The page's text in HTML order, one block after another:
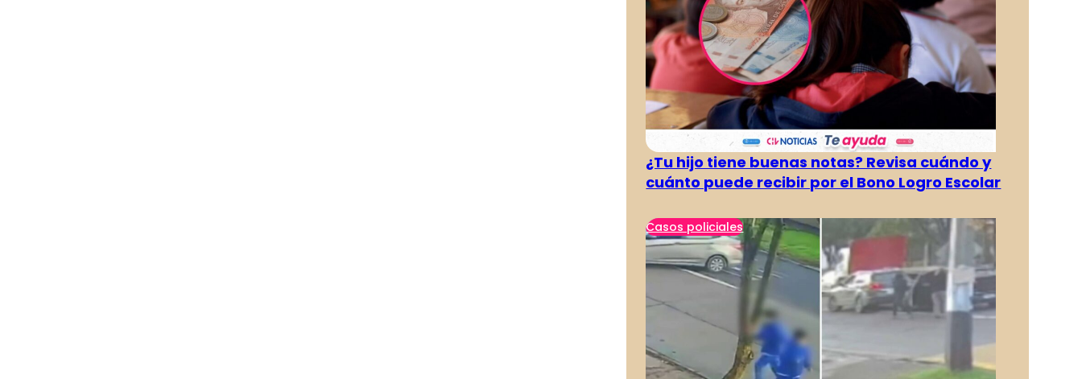
¿Tu hijo tiene buenas notas? Revisa cuándo y
cuánto puede recibir por el Bono Logro Escolar
Casos policiales